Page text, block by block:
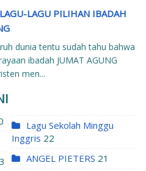
LAGU PILIHAN IBADAH
dunia tentu sudah tahu bahwa
ibadah JUMAT AGUNG
men...
Lagu Sekolah Minggu
Inggris 22
ANGEL PIETERS 21